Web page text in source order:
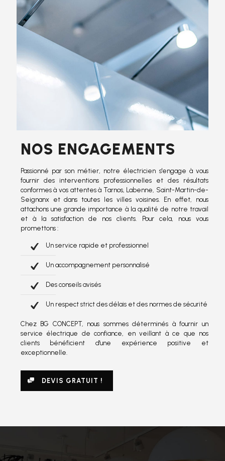
NOS ENGAGEMENTS
Passionné par son métier, notre électricien s'engage à vous
fournir des interventions professionnelles et des résultats
conformes à vos attentes à Tarnos, Labenne, Saint-Martin-de-
Seignanx et dans toutes les villes voisines. En effet, nous
attachons une grande importance à la qualité de notre travail
et à la satisfaction de nos clients. Pour cela, nous vous
promettons :
Un service rapide et professionnel
Un accompagnement personnalisé
Des conseils avisés
Un respect strict des délais et des normes de sécurité
Chez BG CONCEPT, nous sommes déterminés à fournir un
service électrique de confiance, en veillant à ce que nos
clients bénéficient d'une expérience positive et
exceptionnelle.
DEVIS GRATUIT !